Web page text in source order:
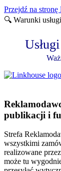
Przejdź na
🔍 Warunki usługi
publikacji i
Strefa
wszystkimi
realizowane
może tu